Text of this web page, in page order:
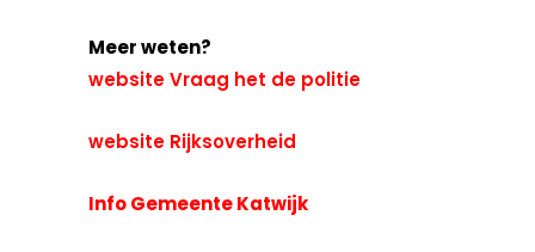
Meer weten?
website Vraag het de politie
website Rijksoverheid
Info Gemeente Katwijk